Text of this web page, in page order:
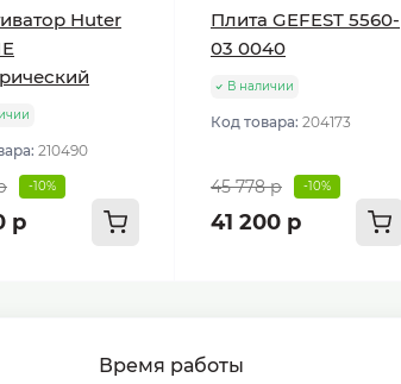
Huter
210490
-10%
р
Плита GEFEST 5560-
03 0040
В наличии
Код товара: 204173
45 778 р -10%
41 200 р
Время работы